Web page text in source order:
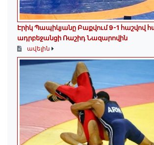
Էրիկ Պապիկյանը Բաքվում 9-1 հաշվով
ադրբեջանցի Ռաշիդ Նազարովին
ավելին